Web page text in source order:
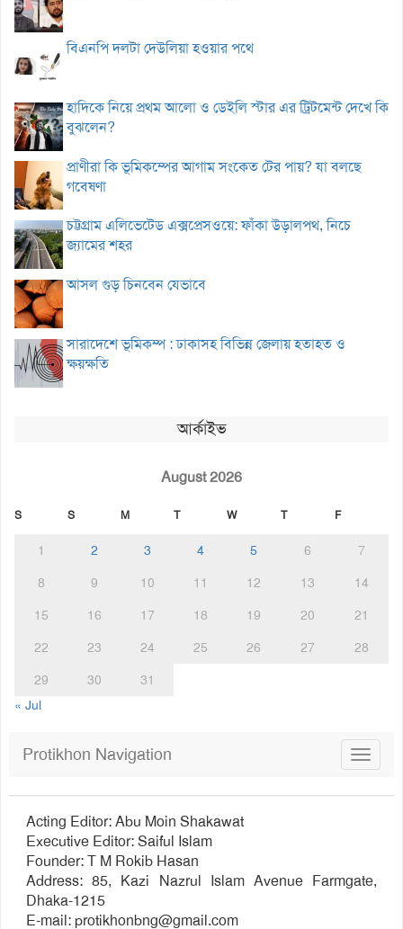
বিএনপি দলটা দেউলিয়া হওয়ার পথে
হাদিকে নিয়ে প্রথম আলো ও ডেইলি স্টার এর ট্রিটমেন্ট দেখে কি
বুঝলেন?
প্রাণীরা কি ভূমিকম্পের আগাম সংকেত টের পায়? যা বলছে
গবেষণা
চট্টগ্রাম এলিভেটেড এক্সপ্রেসওয়ে: ফাঁকা উড়ালপথ, নিচে
জ্যামের শহর
আসল গুড় চিনবেন যেভাবে
সারাদেশে ভূমিকম্প : ঢাকাসহ বিভিন্ন জেলায় হতাহত ও
ক্ষয়ক্ষতি
আর্কাইভ
August 2026
S S M T W T F
1 2 3 4 5 6
7
8
9 10 11 12 13
14
15
16 17 18 19 20
21
22
23 24 25 26 27
28
29
30
31
« Jul
Toggle
Protikhon Navigation
Acting Editor: Abu Moin Shakawat
Executive Editor: Saiful Islam
Founder: T M Rokib Hasan
Address: 85, Kazi Nazrul Islam Avenue Farmgate,
Dhaka-1215
E-mail:protikhonbng@gmail.com